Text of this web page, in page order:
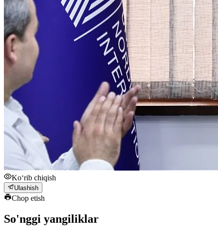
Ko‘rib chiqish
Ulashish
Chop etish
So'nggi yangiliklar